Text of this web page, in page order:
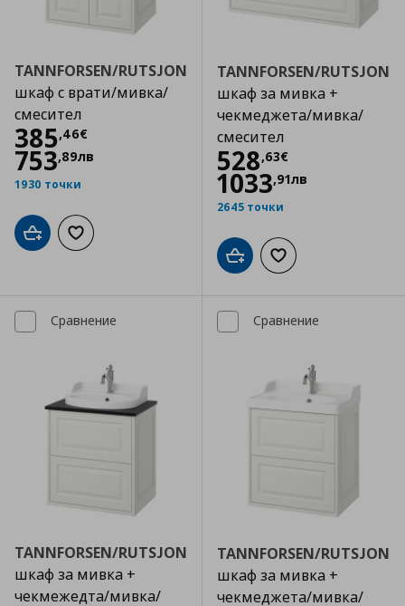
TANNFORSEN/RUTSJON
шкаф с врати/мивка/
смесител
385,46€
Цена385,46 €
753,89лв
1930 точки
Добави в кошницата
Добави към списъка с любими
TANNFORSEN/RUTSJON
шкаф за мивка +
чекмеджета/мивка/
смесител
528,63€
Цена
1033,91лв
2645 точки
Добави в кошницата
Добави към
Сравнение
TANNFORSEN/RUTSJON
шкаф за мивка +
чекмежедта/мивка/
Сравнение
TANNFORSEN/RUTSJON
шкаф за мивка +
чекмеджета/мивка/